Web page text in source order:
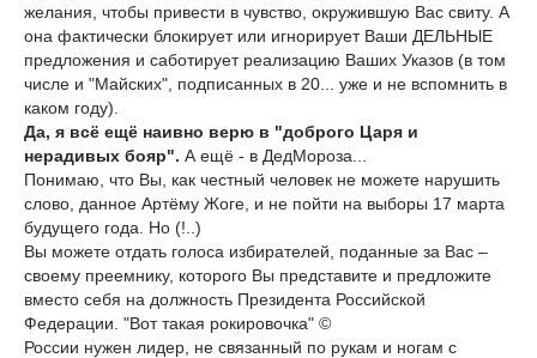
желания, чтобы привести в чувство, окружившую Вас свиту. А
она фактически блокирует или игнорирует Ваши ДЕЛЬНЫЕ
предложения и саботирует реализацию Ваших Указов (в том
числе и "Майских", подписанных в 20... уже и не вспомнить в
каком году).
Да, я всё ещё наивно верю в "доброго Царя и
нерадивых бояр". А ещё - в ДедМороза...
Понимаю, что Вы, как честный человек не можете нарушить
слово, данное Артёму Жоге, и не пойти на выборы 17 марта
будущего года. Но (!..)
Вы можете отдать голоса избирателей, поданные за Вас –
своему преемнику, которого Вы представите и предложите
вместо себя на должность Президента Российской
Федерации. "Вот такая рокировочка" ©
России нужен лидер, не связанный по рукам и ногам с